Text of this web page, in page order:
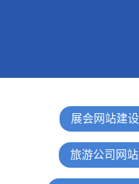
展会网站建
旅游公司网